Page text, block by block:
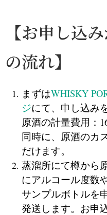
【お申し込
の流れ】
まずはWHISKY
ジにて、申し込み
原酒の計量費用：
同時に、原酒のカ
だけます。
蒸溜所にて樽から
にアルコール度数
サンプルボトルを
発送します。お申